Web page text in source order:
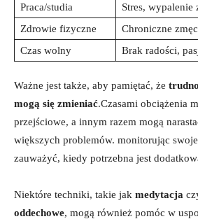
Praca/studia
Stres, wypalenie
Zdrowie fizyczne
Chroniczne
Czas wolny
Brak radości,
Ważne jest także, aby pamiętać, że
mogą się zmieniać.Czasami obciążenia
przejściowe, a innym razem mogą
większych problemów. monitorując
zauważyć, kiedy potrzebna jest
Niektóre techniki, takie jak medytacja
oddechowe, mogą również pomóc w